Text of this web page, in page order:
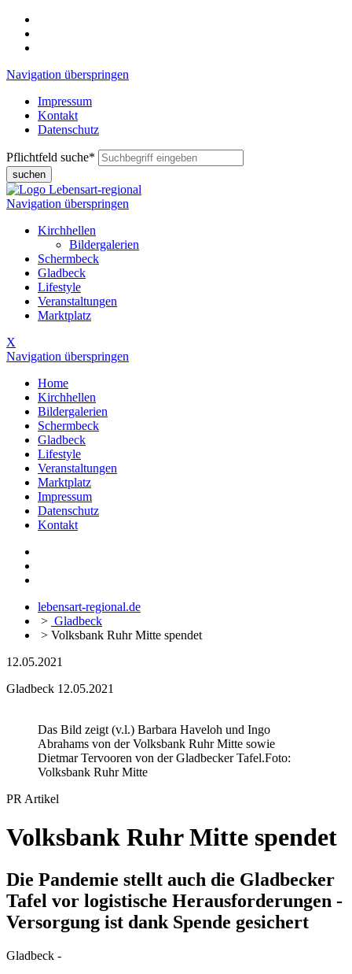
Navigation überspringen
Impressum
Kontakt
Datenschutz
Pflichtfeld suche*
suchen
Navigation überspringen
Kirchhellen
Bildergalerien
Schermbeck
Gladbeck
Lifestyle
Veranstaltungen
Marktplatz
X
Navigation überspringen
Home
Kirchhellen
Bildergalerien
Schermbeck
Gladbeck
Lifestyle
Veranstaltungen
Marktplatz
Impressum
Datenschutz
Kontakt
lebensart-regional.de
> Gladbeck
> Volksbank Ruhr Mitte spendet
12.05.2021
Gladbeck 12.05.2021
Das Bild zeigt (v.l.) Barbara Haveloh und Ingo
Abrahams von der Volksbank Ruhr Mitte sowie
Dietmar Tervooren von der Gladbecker Tafel.Foto:
Volksbank Ruhr Mitte
PR Artikel
Volksbank Ruhr Mitte spendet
Die Pandemie stellt auch die Gladbecker
Tafel vor logistische Herausforderungen -
Versorgung ist dank Spende gesichert
Gladbeck -